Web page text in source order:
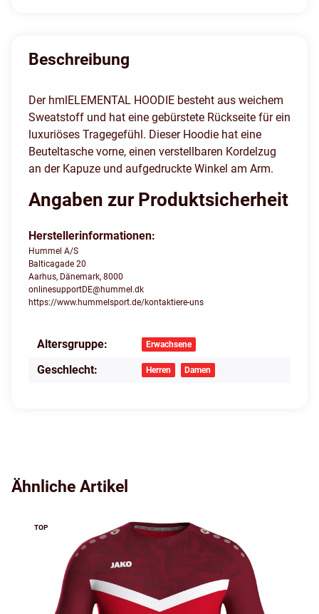
Beschreibung
Der hmlELEMENTAL HOODIE besteht aus weichem
Sweatstoff und hat eine gebürstete Rückseite für ein
luxuriöses Tragegefühl. Dieser Hoodie hat eine
Beuteltasche vorne, einen verstellbaren Kordelzug
an der Kapuze und aufgedruckte Winkel am Arm.
Angaben zur Produktsicherheit
Herstellerinformationen:
Hummel A/S
Balticagade 20
Aarhus, Dänemark, 8000
onlinesupportDE@hummel.dk
https://www.hummelsport.de/kontaktiere-uns
Produkteigenschaft
Wert
Altersgruppe: Erwachsene
Geschlecht: Herren Damen
Ähnliche Artikel
TOP